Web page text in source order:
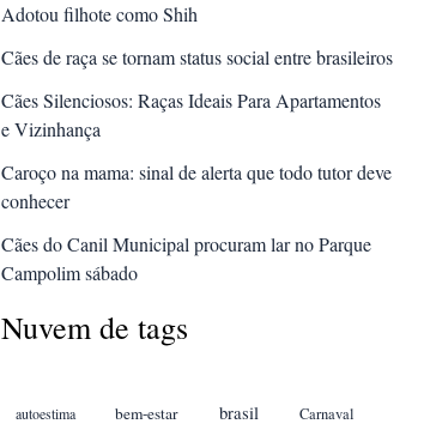
Adotou filhote como Shih
Cães de raça se tornam status social entre brasileiros
Cães Silenciosos: Raças Ideais Para Apartamentos
e Vizinhança
Caroço na mama: sinal de alerta que todo tutor deve
conhecer
Cães do Canil Municipal procuram lar no Parque
Campolim sábado
Nuvem de tags
autoestima bem-estar brasil Carnaval